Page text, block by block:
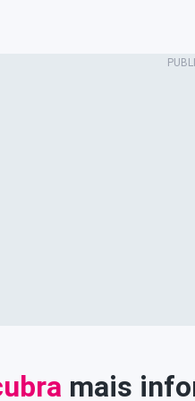
mais